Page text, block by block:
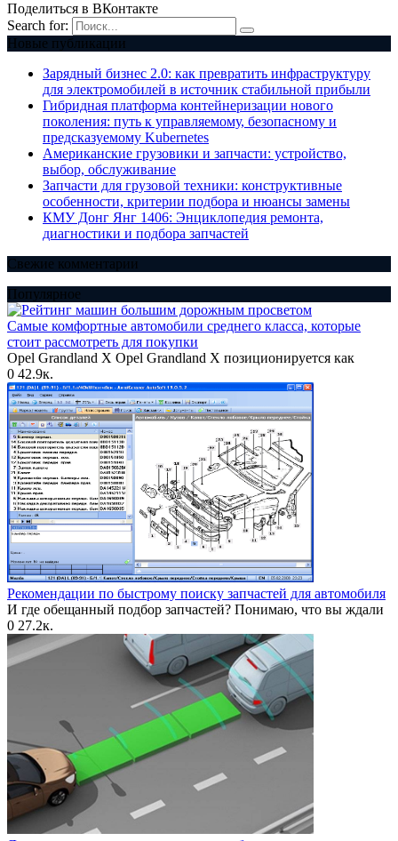
Поделиться в ВКонтакте
Search for:
Новые публикации
Зарядный бизнес 2.0: как превратить инфраструктуру
для электромобилей в источник стабильной прибыли
Гибридная платформа контейнеризации нового
поколения: путь к управляемому, безопасному и
предсказуемому Kubernetes
Американские грузовики и запчасти: устройство,
выбор, обслуживание
Запчасти для грузовой техники: конструктивные
особенности, критерии подбора и нюансы замены
КМУ Донг Янг 1406: Энциклопедия ремонта,
диагностики и подбора запчастей
Свежие комментарии
Популярное
Самые комфортные автомобили среднего класса, которые
стоит рассмотреть для покупки
Opel Grandland X Opel Grandland X позиционируется как
0 42.9к.
Рекомендации по быстрому поиску запчастей для автомобиля
И где обещанный подбор запчастей? Понимаю, что вы ждали
0 27.2к.